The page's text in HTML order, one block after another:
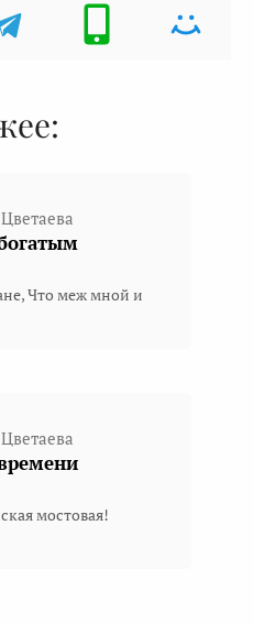
Что меж мной и
мостовая!